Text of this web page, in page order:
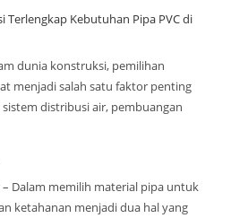
Terlengkap Kebutuhan Pipa PVC di
dunia konstruksi, pemilihan
menjadi salah satu faktor penting
distribusi air, pembuangan
Dalam memilih material pipa untuk
ketahanan menjadi dua hal yang